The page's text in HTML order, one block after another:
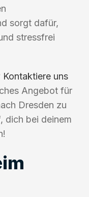
sorgt dafür,
stressfrei
Kontaktiere uns
Angebot für
Dresden zu
dich bei deinem